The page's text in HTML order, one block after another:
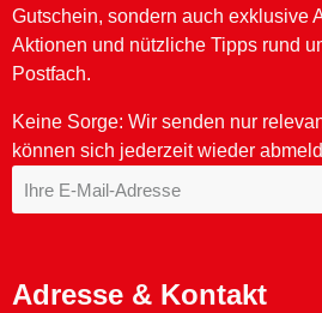
Gutschein, sondern auch exklusive
Aktionen und nützliche Tipps rund
Postfach.
Keine Sorge: Wir senden nur
können sich jederzeit wieder
Adresse & Kontakt